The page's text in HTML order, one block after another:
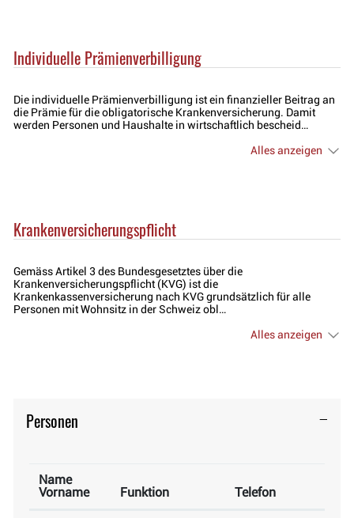
Individuelle Prämienverbilligung
Die individuelle Prämienverbilligung ist ein finanzieller Beitrag an
die Prämie für die obligatorische Krankenversicherung. Damit
werden Personen und Haushalte in wirtschaftlich bescheid…
Alles anzeigen
Krankenversicherungspflicht
Gemäss Artikel 3 des Bundesgesetztes über die
Krankenversicherungspflicht (KVG) ist die
Krankenkassenversicherung nach KVG grundsätzlich für alle
Personen mit Wohnsitz in der Schweiz obl…
Alles anzeigen
Personen
Name
Vorname
Funktion Telefon